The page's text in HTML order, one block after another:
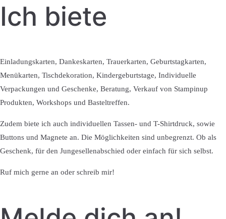
Ich biete
Einladungskarten, Dankeskarten, Trauerkarten, Geburtstagkarten,
Menükarten, Tischdekoration, Kindergeburtstage, Individuelle
Verpackungen und Geschenke, Beratung, Verkauf von Stampinup
Produkten, Workshops und Basteltreffen.
Zudem biete ich auch individuellen Tassen- und T-Shirtdruck, sowie
Buttons und Magnete an. Die Möglichkeiten sind unbegrenzt. Ob als
Geschenk, für den Jungesellenabschied oder einfach für sich selbst.
Ruf mich gerne an oder schreib mir!